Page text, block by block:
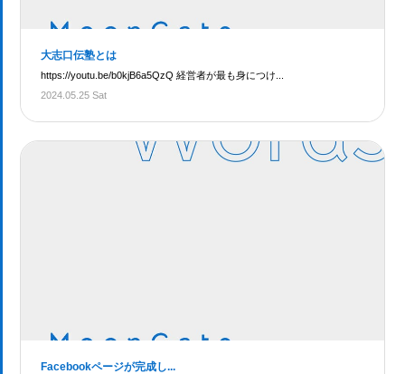
大志口伝塾とは
https://youtu.be/b0kjB6a5QzQ 経営者が最も身につけ...
2024.05.25 Sat
Facebookページが完成し...